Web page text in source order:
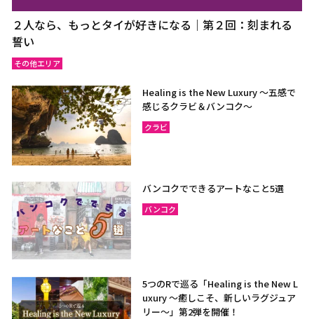
２人なら、もっとタイが好きになる｜第２回：刻まれる
誓い
その他エリア
Healing is the New Luxury ～五感で
感じるクラビ＆バンコク～
クラビ
バンコクでできるアートなこと5選
バンコク
5つのRで巡る「Healing is the New L
uxury ～癒しこそ、新しいラグジュア
リー〜」第2弾を開催！